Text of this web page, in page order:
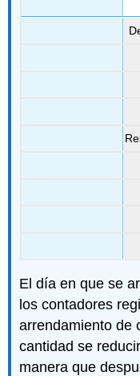
El día en que se
los contadores
arrendamiento de
cantidad se
manera que